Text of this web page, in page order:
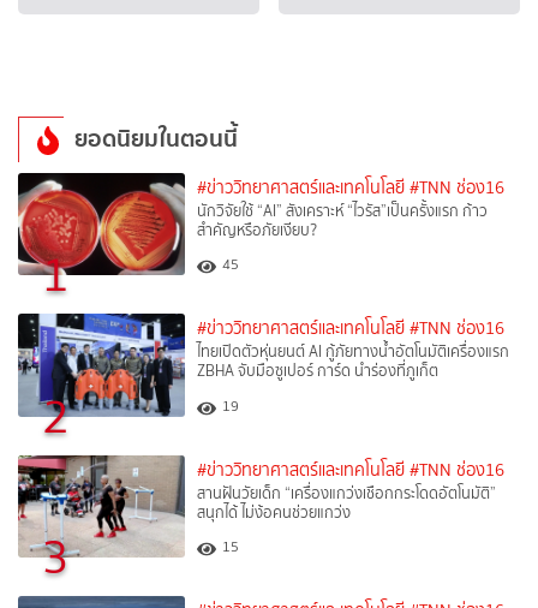
ยอดนิยมในตอนนี้
1
#ข่าววิทยาศาสตร์และเทคโนโลยี #TNN ช่อง16
นักวิจัยใช้ “AI” สังเคราะห์ “ไวรัส”เป็นครั้งแรก ก้าว
สำคัญหรือภัยเงียบ?
45
2
#ข่าววิทยาศาสตร์และเทคโนโลยี #TNN ช่อง16
ไทยเปิดตัวหุ่นยนต์ AI กู้ภัยทางน้ำอัตโนมัติเครื่องแรก
ZBHA จับมือซูเปอร์ การ์ด นำร่องที่ภูเก็ต
19
3
#ข่าววิทยาศาสตร์และเทคโนโลยี #TNN ช่อง16
สานฝันวัยเด็ก “เครื่องแกว่งเชือกกระโดดอัตโนมัติ”
สนุกได้ ไม่ง้อคนช่วยแกว่ง
15